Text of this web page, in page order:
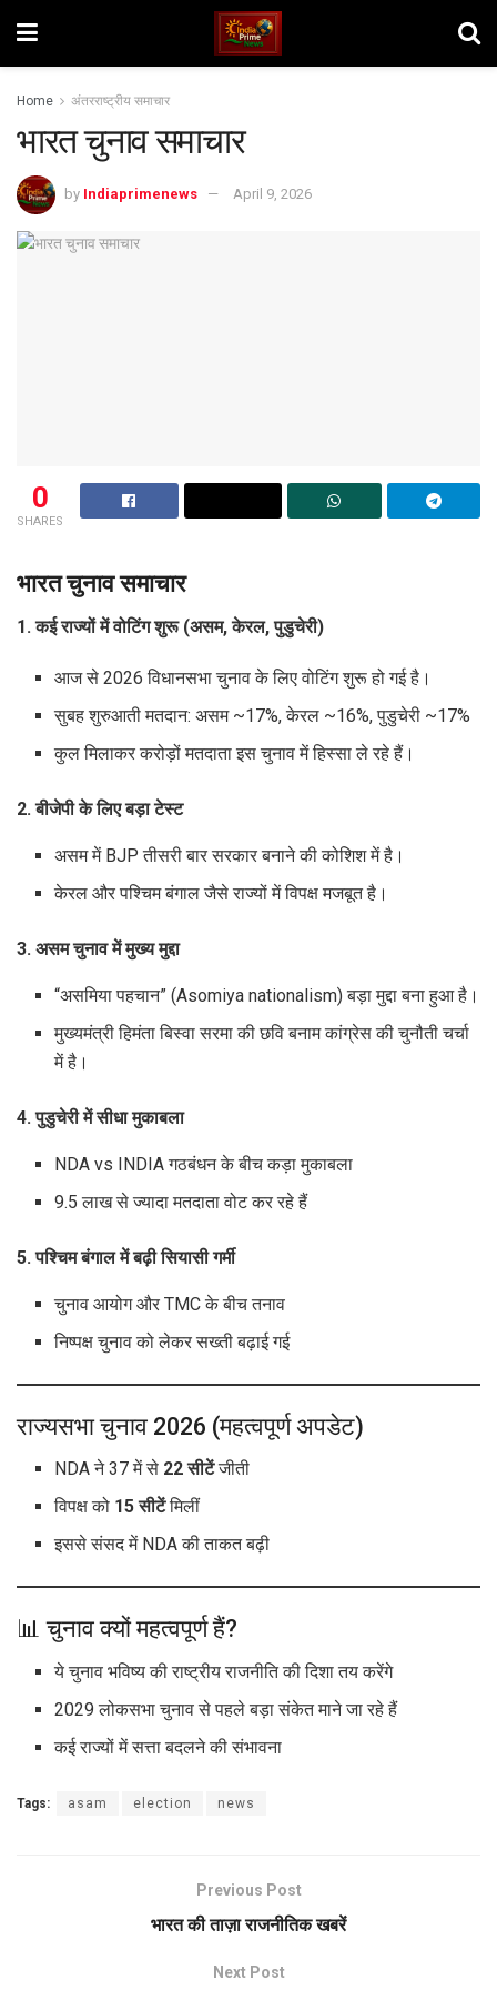
Home अंतरराष्ट्रीय समाचार
भारत चुनाव समाचार
by Indiaprimenews April 9, 2026
0
SHARES
भारत चुनाव समाचार
1. कई राज्यों में वोटिंग शुरू (असम, केरल, पुडुचेरी)
आज से 2026 विधानसभा चुनाव के लिए वोटिंग शुरू हो गई है।
सुबह शुरुआती मतदान: असम ~17%, केरल ~16%, पुडुचेरी ~17%
कुल मिलाकर करोड़ों मतदाता इस चुनाव में हिस्सा ले रहे हैं।
2. बीजेपी के लिए बड़ा टेस्ट
असम में BJP तीसरी बार सरकार बनाने की कोशिश में है।
केरल और पश्चिम बंगाल जैसे राज्यों में विपक्ष मजबूत है।
3. असम चुनाव में मुख्य मुद्दा
“असमिया पहचान” (Asomiya nationalism) बड़ा मुद्दा बना हुआ है।
मुख्यमंत्री हिमंता बिस्वा सरमा की छवि बनाम कांग्रेस की चुनौती चर्चा
में है।
4. पुडुचेरी में सीधा मुकाबला
NDA vs INDIA गठबंधन के बीच कड़ा मुकाबला
9.5 लाख से ज्यादा मतदाता वोट कर रहे हैं
5. पश्चिम बंगाल में बढ़ी सियासी गर्मी
चुनाव आयोग और TMC के बीच तनाव
निष्पक्ष चुनाव को लेकर सख्ती बढ़ाई गई
राज्यसभा चुनाव 2026 (महत्वपूर्ण अपडेट)
NDA ने 37 में से 22 सीटेंजीती
विपक्ष को 15 सीटेंमिलीं
इससे संसद में NDA की ताकत बढ़ी
📊 चुनाव क्यों महत्वपूर्ण हैं?
ये चुनाव भविष्य की राष्ट्रीय राजनीति की दिशा तय करेंगे
2029 लोकसभा चुनाव से पहले बड़ा संकेत माने जा रहे हैं
कई राज्यों में सत्ता बदलने की संभावना
Tags: asam election news
Previous Post
भारत की ताज़ा राजनीतिक खबरें
Next Post